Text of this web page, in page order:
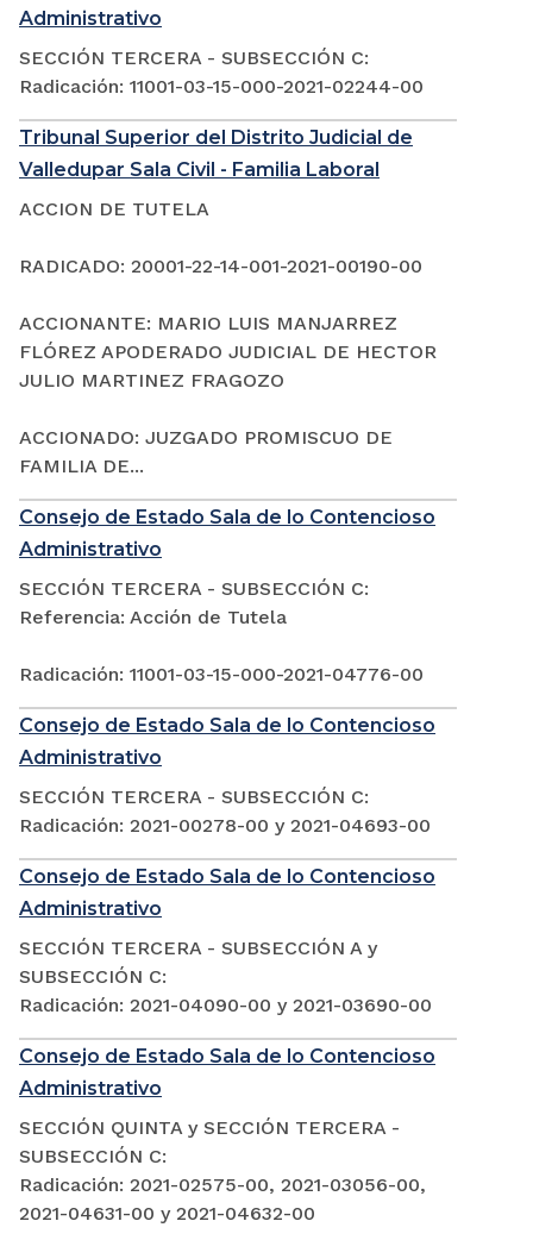
Administrativo
SECCIÓN TERCERA - SUBSECCIÓN C:
Radicación: 11001-03-15-000-2021-02244-00
Tribunal Superior del Distrito Judicial de
Valledupar Sala Civil - Familia Laboral
ACCION DE TUTELA
RADICADO: 20001-22-14-001-2021-00190-00
ACCIONANTE: MARIO LUIS MANJARREZ
FLÓREZ APODERADO JUDICIAL DE HECTOR
JULIO MARTINEZ FRAGOZO
ACCIONADO: JUZGADO PROMISCUO DE
FAMILIA DE...
Consejo de Estado Sala de lo Contencioso
Administrativo
SECCIÓN TERCERA - SUBSECCIÓN C:
Referencia: Acción de Tutela
Radicación: 11001-03-15-000-2021-04776-00
Consejo de Estado Sala de lo Contencioso
Administrativo
SECCIÓN TERCERA - SUBSECCIÓN C:
Radicación: 2021-00278-00 y 2021-04693-00
Consejo de Estado Sala de lo Contencioso
Administrativo
SECCIÓN TERCERA - SUBSECCIÓN A y
SUBSECCIÓN C:
Radicación: 2021-04090-00 y 2021-03690-00
Consejo de Estado Sala de lo Contencioso
Administrativo
SECCIÓN QUINTA y SECCIÓN TERCERA -
SUBSECCIÓN C:
Radicación: 2021-02575-00, 2021-03056-00,
2021-04631-00 y 2021-04632-00